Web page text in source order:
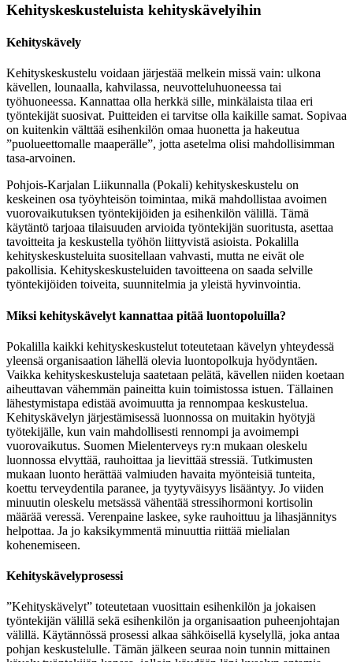
Kehityskeskusteluista kehityskävelyihin
Kehityskävely
Kehityskeskustelu voidaan järjestää melkein missä vain: ulkona
kävellen, lounaalla, kahvilassa, neuvotteluhuoneessa tai
työhuoneessa. Kannattaa olla herkkä sille, minkälaista tilaa eri
työntekijät suosivat. Puitteiden ei tarvitse olla kaikille samat. Sopivaa
on kuitenkin välttää esihenkilön omaa huonetta ja hakeutua
”puolueettomalle maaperälle”, jotta asetelma olisi mahdollisimman
tasa-arvoinen.
Pohjois-Karjalan Liikunnalla (Pokali) kehityskeskustelu on
keskeinen osa työyhteisön toimintaa, mikä mahdollistaa avoimen
vuorovaikutuksen työntekijöiden ja esihenkilön välillä. Tämä
käytäntö tarjoaa tilaisuuden arvioida työntekijän suoritusta, asettaa
tavoitteita ja keskustella työhön liittyvistä asioista. Pokalilla
kehityskeskusteluita suositellaan vahvasti, mutta ne eivät ole
pakollisia. Kehityskeskusteluiden tavoitteena on saada selville
työntekijöiden toiveita, suunnitelmia ja yleistä hyvinvointia.
Miksi kehityskävelyt kannattaa pitää luontopoluilla?
Pokalilla kaikki kehityskeskustelut toteutetaan kävelyn yhteydessä
yleensä organisaation lähellä olevia luontopolkuja hyödyntäen.
Vaikka kehityskeskusteluja saatetaan pelätä, kävellen niiden koetaan
aiheuttavan vähemmän paineitta kuin toimistossa istuen. Tällainen
lähestymistapa edistää avoimuutta ja rennompaa keskustelua.
Kehityskävelyn järjestämisessä luonnossa on muitakin hyötyjä
työtekijälle, kun vain mahdollisesti rennompi ja avoimempi
vuorovaikutus. Suomen Mielenterveys ry:n mukaan oleskelu
luonnossa elvyttää, rauhoittaa ja lievittää stressiä. Tutkimusten
mukaan luonto herättää valmiuden havaita myönteisiä tunteita,
koettu terveydentila paranee, ja tyytyväisyys lisääntyy. Jo viiden
minuutin oleskelu metsässä vähentää stressihormoni kortisolin
määrää veressä. Verenpaine laskee, syke rauhoittuu ja lihasjännitys
helpottaa. Ja jo kaksikymmentä minuuttia riittää mielialan
kohenemiseen.
Kehityskävelyprosessi
”Kehityskävelyt” toteutetaan vuosittain esihenkilön ja jokaisen
työntekijän välillä sekä esihenkilön ja organisaation puheenjohtajan
välillä. Käytännössä prosessi alkaa sähköisellä kyselyllä, joka antaa
pohjan keskustelulle. Tämän jälkeen seuraa noin tunnin mittainen